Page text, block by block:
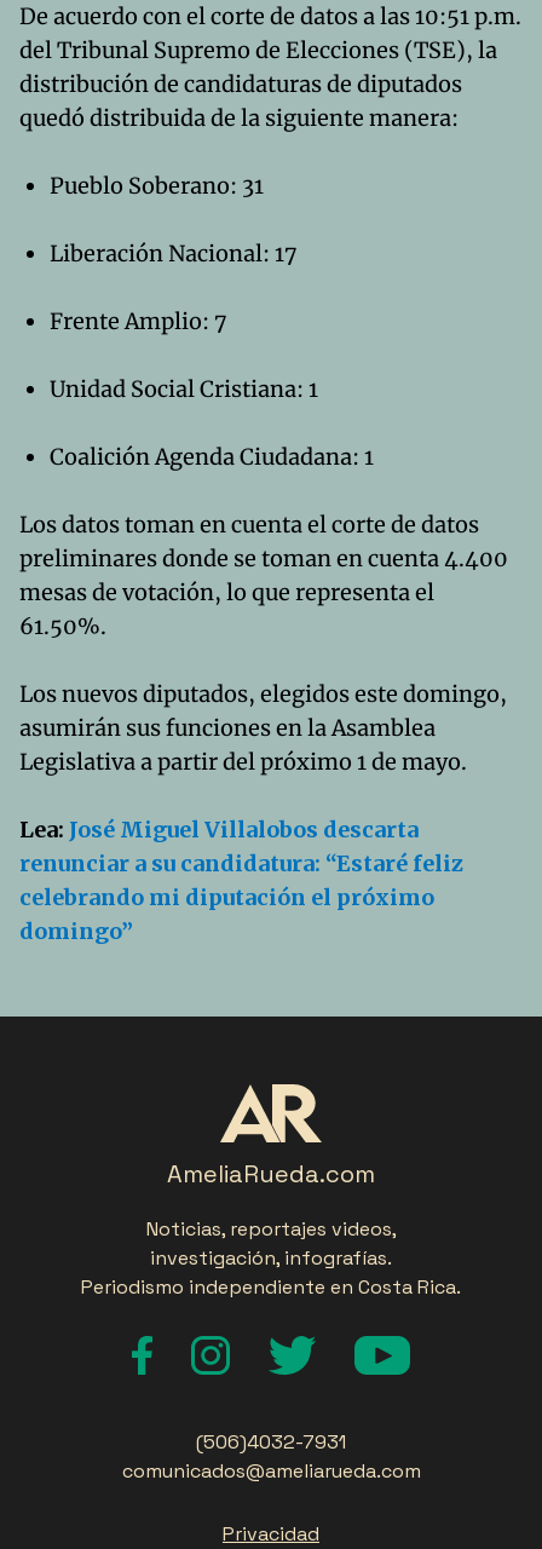
De acuerdo con el corte de datos a las 10:51 p.m.
del Tribunal Supremo de Elecciones (TSE), la
distribución de candidaturas de diputados
quedó distribuida de la siguiente manera:
Pueblo Soberano: 31
Liberación Nacional: 17
Frente Amplio: 7
Unidad Social Cristiana: 1
Coalición Agenda Ciudadana: 1
Los datos toman en cuenta el corte de datos
preliminares donde se toman en cuenta 4.400
mesas de votación, lo que representa el
61.50%.
Los nuevos diputados, elegidos este domingo,
asumirán sus funciones en la Asamblea
Legislativa a partir del próximo 1 de mayo.
Lea: José Miguel Villalobos descarta
renunciar a su candidatura: “Estaré feliz
celebrando mi diputación el próximo
domingo”
AmeliaRueda.com
Noticias, reportajes videos,
investigación, infografías.
Periodismo independiente en Costa Rica.
(506)4032-7931
comunicados@ameliarueda.com
Privacidad